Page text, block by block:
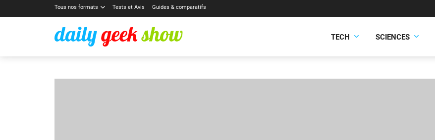
Tous nos formats Tests et Avis Guides & comparatifs
TECH SCIENCES